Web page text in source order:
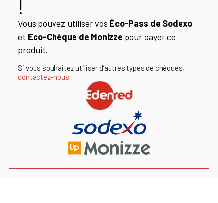
!
Vous pouvez utiliser vos Éco-Pass de Sodexo
et Eco-Chèque de Monizze pour payer ce
produit.
Si vous souhaitez utiliser d’autres types de chèques,
contactez-nous.